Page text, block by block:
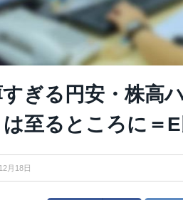
ぎる円安・株高
は至るところに＝
月18日